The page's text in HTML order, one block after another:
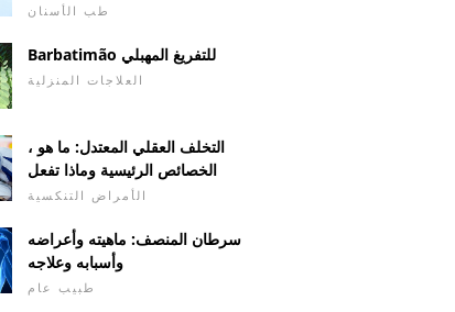
طب الأسنان
Barbatimão للتفريغ المهبلي
العلاجات المنزلية
التخلف العقلي المعتدل: ما هو ،
الخصائص الرئيسية وماذا تفعل
الأمراض التنكسية
سرطان المنصف: ماهيته وأعراضه
وأسبابه وعلاجه
طبيب عام